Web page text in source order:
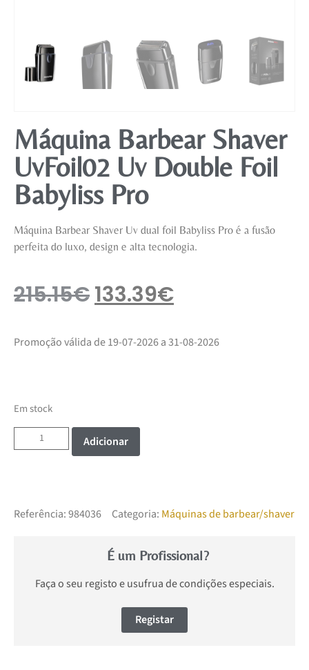
Máquina Barbear Shaver
UvFoil02 Uv Double Foil
Babyliss Pro
Máquina Barbear Shaver Uv dual foil Babyliss Pro é a fusão
perfeita do luxo, design e alta tecnologia.
215.15€133.39€
Promoção válida de 19-07-2026 a 31-08-2026
Em stock
Adicionar
Referência:984036 Categoria: Máquinas de barbear/shaver
É um Profissional?
Faça o seu registo e usufrua de condições especiais.
Registar